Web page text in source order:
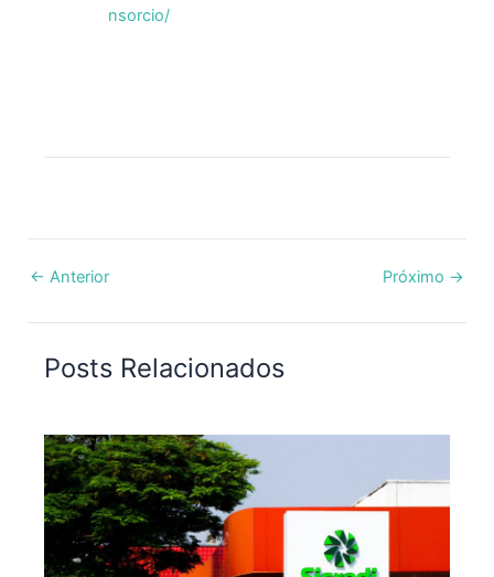
nsorcio/
← Anterior Próximo →
Posts Relacionados